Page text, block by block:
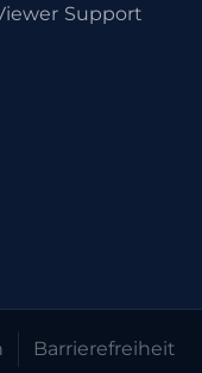
Support
Barrierefreiheit